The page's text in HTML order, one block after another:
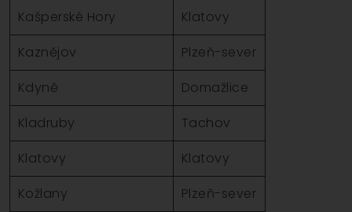
Kašperské Hory
Klatovy
Kaznějov
Plzeň-sever
Kdyně
Domažlice
Kladruby
Tachov
Klatovy
Klatovy
Kožlany
Plzeň-sever